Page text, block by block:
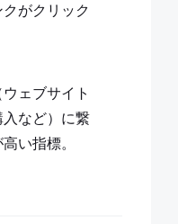
がクリック
ェブサイト
など）に繋
い指標。